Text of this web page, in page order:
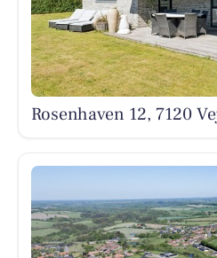
Rosenhaven 12, 7120